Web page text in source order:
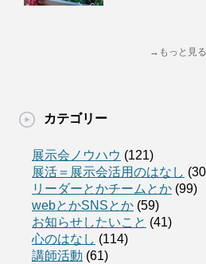
→もっと見る
カテゴリー
展示会ノウハウ (121)
展活＝展示会活用のはなし
リーダーとかチームとか (99)
webとかSNSとか (59)
お知らせしたいこと (41)
心のはなし (114)
講師活動 (61)